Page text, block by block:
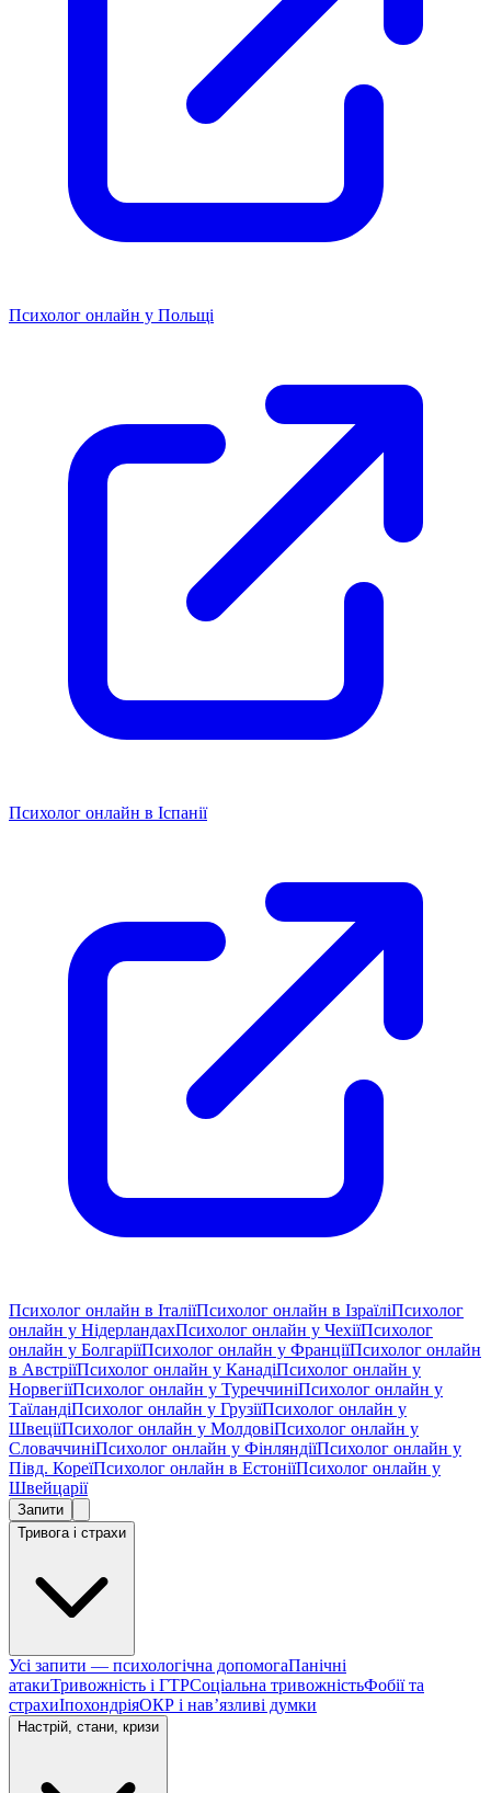
Психолог онлайн у Польщі
Психолог онлайн в Іспанії
Психолог онлайн в ІталіїПсихолог онлайн в ІзраїліПсихолог
онлайн у НідерландахПсихолог онлайн у ЧехіїПсихолог
онлайн у БолгаріїПсихолог онлайн у ФранціїПсихолог онлайн
в АвстріїПсихолог онлайн у КанадіПсихолог онлайн у
НорвегіїПсихолог онлайн у ТуреччиніПсихолог онлайн у
ТаїландіПсихолог онлайн у ГрузіїПсихолог онлайн у
ШвеціїПсихолог онлайн у МолдовіПсихолог онлайн у
СловаччиніПсихолог онлайн у ФінляндіїПсихолог онлайн у
Півд. КореїПсихолог онлайн в ЕстоніїПсихолог онлайн у
Швейцарії
Запити
Тривога і страхи
Усі запити — психологічна допомогаПанічні
атакиТривожність і ГТРСоціальна тривожністьФобії та
страхиІпохондріяОКР і навʼязливі думки
Настрій, стани, кризи